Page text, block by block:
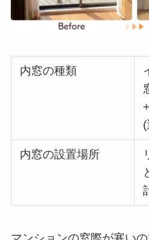
内窓の種類
内窓の設置場所